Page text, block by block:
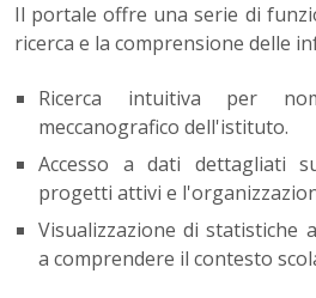
Il portale offre una serie di
ricerca e la comprensione delle
Ricerca intuitiva per
meccanografico dell'istituto.
Accesso a dati dettagliati
progetti attivi e
Visualizzazione di statistiche
a comprendere il contesto